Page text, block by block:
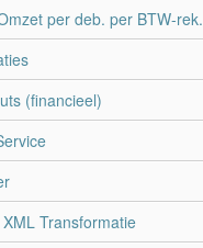
per deb. per BTW-rek.
(financieel)
Transformatie